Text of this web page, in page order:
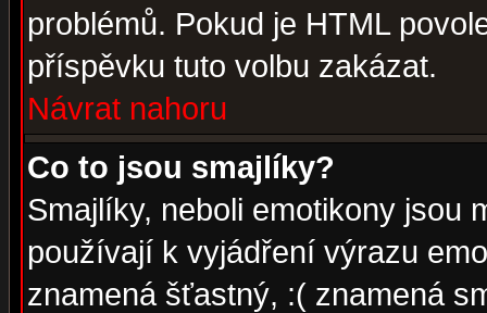
problémů. Pokud je HTML
příspěvku tuto volbu zakázat.
Návrat nahoru
Co to jsou smajlíky?
Smajlíky, neboli emotikony jsou
používají k vyjádření výrazu
znamená šťastný, :( znamená